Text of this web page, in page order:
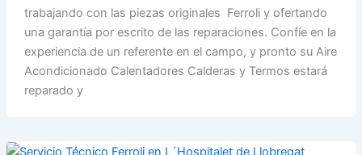
trabajando con las piezas originales Ferroli y ofertando
una garantía por escrito de las reparaciones. Confíe en la
experiencia de un referente en el campo, y pronto su Aire
Acondicionado Calentadores Calderas y Termos estará
reparado y